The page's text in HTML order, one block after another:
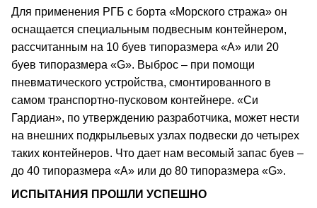
Для применения РГБ с борта «Морского стража» он
оснащается специальным подвесным контейнером,
рассчитанным на 10 буев типоразмера «А» или 20
буев типоразмера «G». Выброс – при помощи
пневматического устройства, смонтированного в
самом транспортно-пусковом контейнере. «Си
Гардиан», по утверждению разработчика, может нести
на внешних подкрыльевых узлах подвески до четырех
таких контейнеров. Что дает нам весомый запас буев –
до 40 типоразмера «А» или до 80 типоразмера «G».
ИСПЫТАНИЯ ПРОШЛИ УСПЕШНО